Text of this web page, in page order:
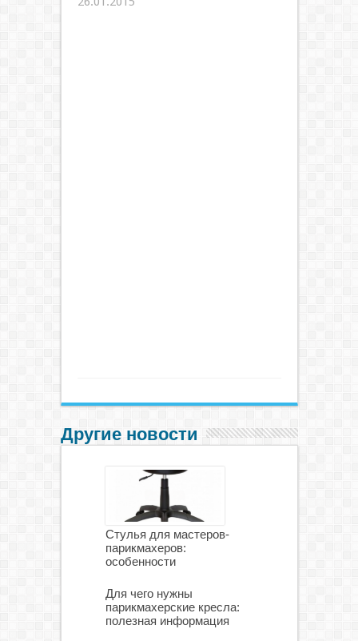
Другие новости
Стулья для мастеров-
парикмахеров:
особенности
Для чего нужны
парикмахерские кресла:
полезная информация